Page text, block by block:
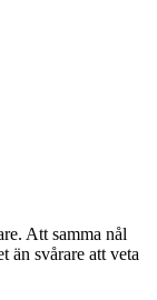
Att samma nål
än svårare att veta